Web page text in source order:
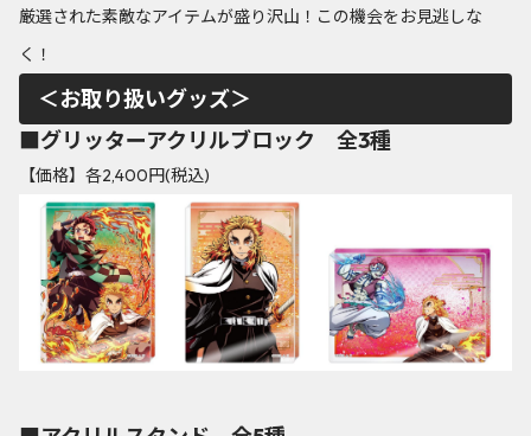
厳選された素敵なアイテムが盛り沢山！この機会をお見逃しな
く！
＜お取り扱いグッズ＞
■グリッターアクリルブロック 全3種
【価格】各2,400円(税込)